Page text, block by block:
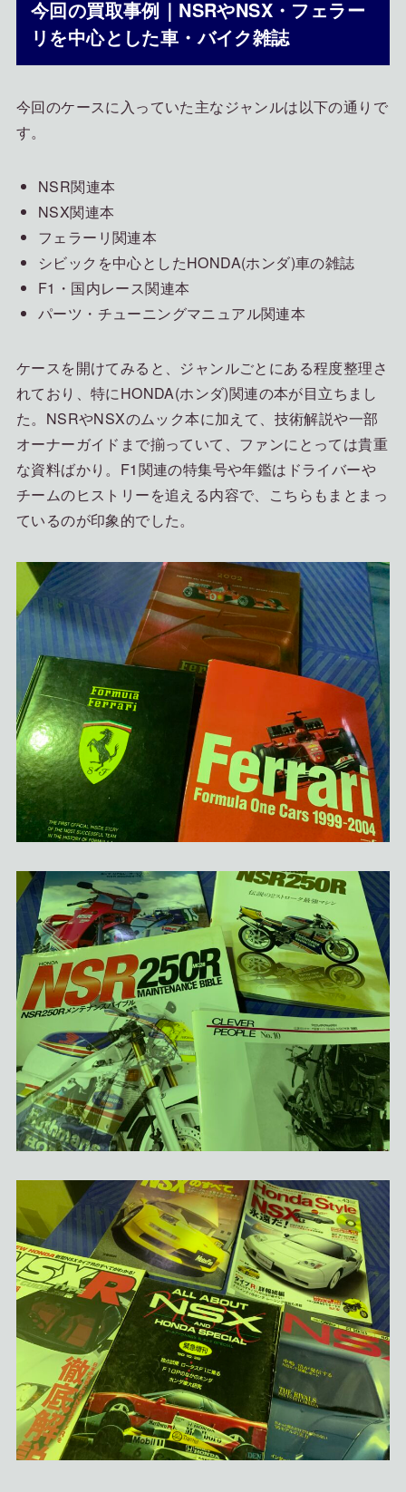
今回の買取事例｜NSRやNSX・フェラー
リを中心とした車・バイク雑誌
今回のケースに入っていた主なジャンルは以下の通りで
す。
NSR関連本
NSX関連本
フェラーリ関連本
シビックを中心としたHONDA(ホンダ)車の雑誌
F1・国内レース関連本
パーツ・チューニングマニュアル関連本
ケースを開けてみると、ジャンルごとにある程度整理さ
れており、特にHONDA(ホンダ)関連の本が目立ちまし
た。NSRやNSXのムック本に加えて、技術解説や一部
オーナーガイドまで揃っていて、ファンにとっては貴重
な資料ばかり。F1関連の特集号や年鑑はドライバーや
チームのヒストリーを追える内容で、こちらもまとまっ
ているのが印象的でした。